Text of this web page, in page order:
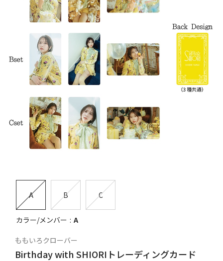
A B C
カラー/メンバー A
ももいろクローバー
Birthday with SHIORIトレーディングカード